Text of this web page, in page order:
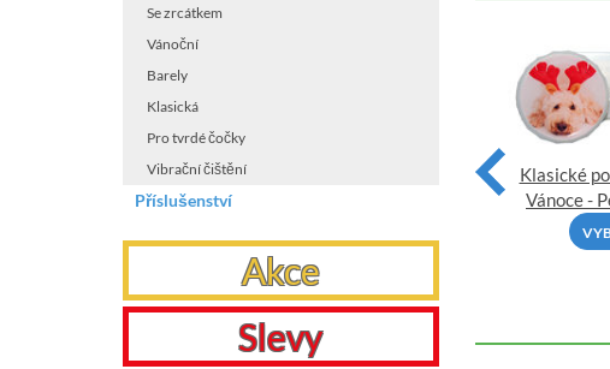
Klasické pouzdro motiv
Vánoce - Kotě na míčích
Klasické
Vánoce -
Se zrcátkem
Vánoční
Barely
Klasická
Pro tvrdé čočky
Vibrační čištění
Příslušenství
Akce
Slevy